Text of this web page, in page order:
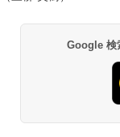
Google 検